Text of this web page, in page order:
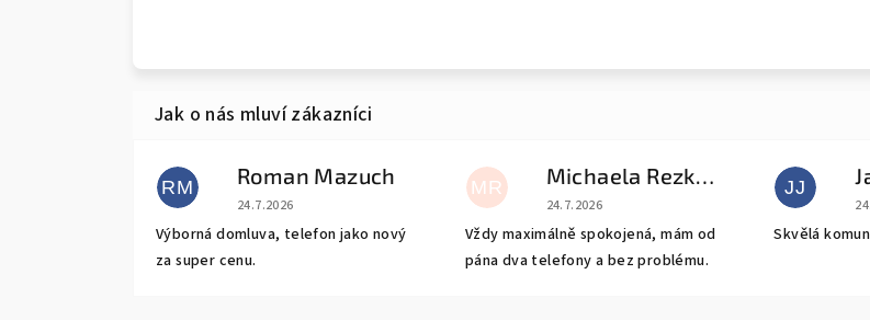
RM Roman Mazuch
Hodnocení obchodu je 5 z 5 hvězdiček.
24.7.2026
Výborná domluva, telefon jako nový
za super cenu.
MR Michaela Rezková
Hodnocení obchodu je 5 z 5 hvězdiček.
24.7.2026
Vždy maximálně spokojená, mám od
pána dva telefony a bez problému.
JJ
Skvělá